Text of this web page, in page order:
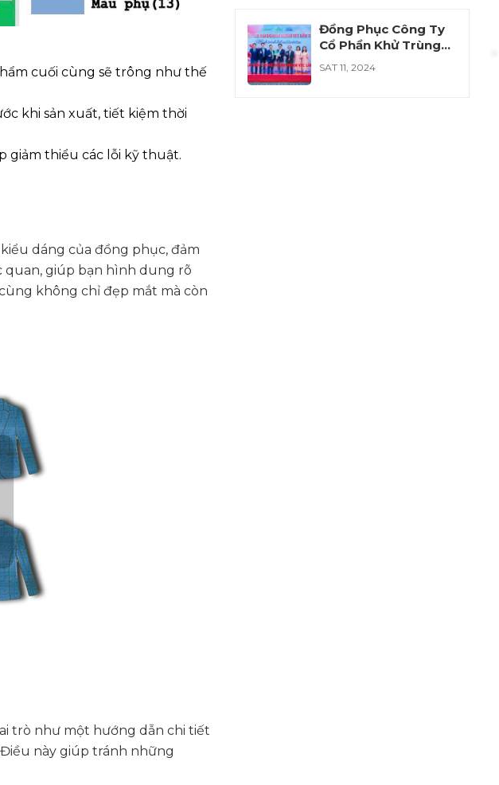
cuối cùng sẽ trông như thế
khi sản xuất, tiết kiệm thời
giảm thiểu các lỗi kỹ thuật.
dáng của đồng phục, đảm
quan, giúp bạn hình dung rõ
không chỉ đẹp mắt mà còn
trò như một hướng dẫn chi tiết
này giúp tránh những
Đồng Phục Công Ty
Cổ Phần Khử Trùng
Việt Nam VFC
SAT 11, 2024